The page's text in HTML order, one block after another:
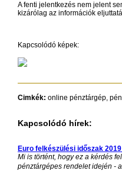
A fenti jelentkezés nem jelent
kizárólag az információk
Kapcsolódó képek:
Cimkék: online pénztárgép,
Kapcsolódó hírek:
Euro felkészülési időszak
Mi is történt, hogy ez a kérdés
pénztárgépes rendelet idején -